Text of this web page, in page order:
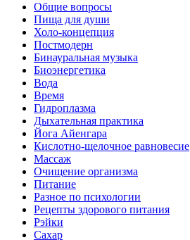
Общие вопросы
Пища для души
Холо-концепция
Постмодерн
Бинауральная музыка
Биоэнергетика
Вода
Время
Гидроплазма
Дыхательная практика
Йога Айенгара
Кислотно-щелочное равновесие
Массаж
Очищение организма
Питание
Разное по психологии
Рецепты здорового питания
Рэйки
Сахар